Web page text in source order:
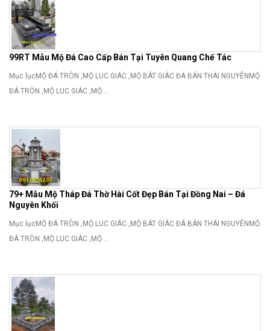
99RT Mẫu Mộ Đá Cao Cấp Bán Tại Tuyên Quang Chế Tác
Mục lụcMỘ ĐÁ TRÒN ,MỘ LUC GIÁC ,MỘ BÁT GIÁC ĐÁ BÁN THÁI NGUYÊNMỘ
ĐÁ TRÒN ,MỘ LUC GIÁC ,MỘ ...
79+ Mẫu Mộ Tháp Đá Thờ Hài Cốt Đẹp Bán Tại Đồng Nai – Đá
Nguyên Khối
Mục lụcMỘ ĐÁ TRÒN ,MỘ LUC GIÁC ,MỘ BÁT GIÁC ĐÁ BÁN THÁI NGUYÊNMỘ
ĐÁ TRÒN ,MỘ LUC GIÁC ,MỘ ...